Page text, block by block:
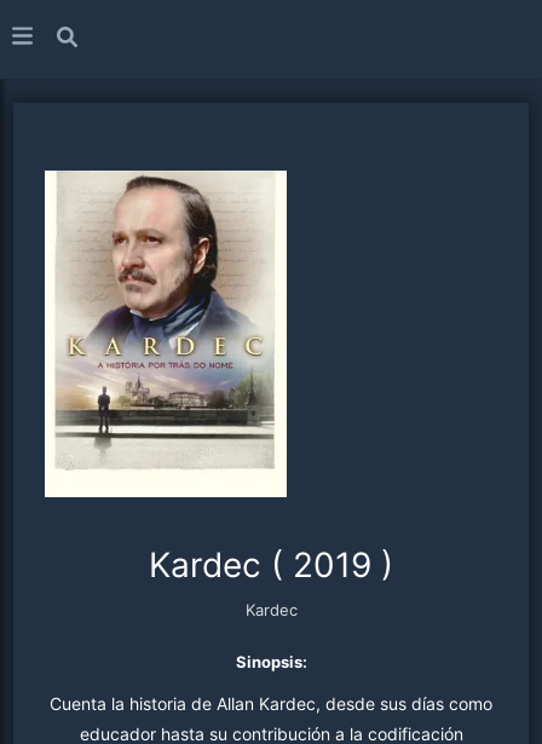
Kardec ( 2019 )
Kardec
Sinopsis:
Cuenta la historia de Allan Kardec, desde sus días como
educador hasta su contribución a la codificación